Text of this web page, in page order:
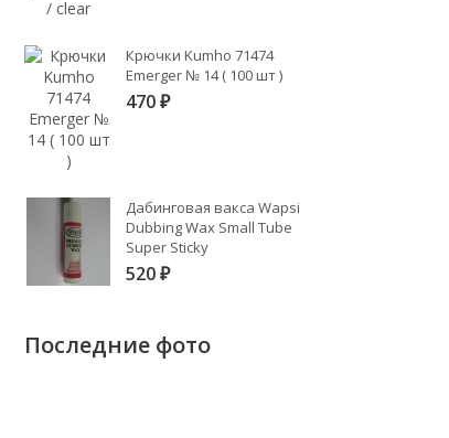
Крючки Kumho 71474
Emerger № 14 ( 100 шт )
470 ₽
Дабинговая вакса Wapsi
Dubbing Wax Small Tube
Super Sticky
520 ₽
Последние фото